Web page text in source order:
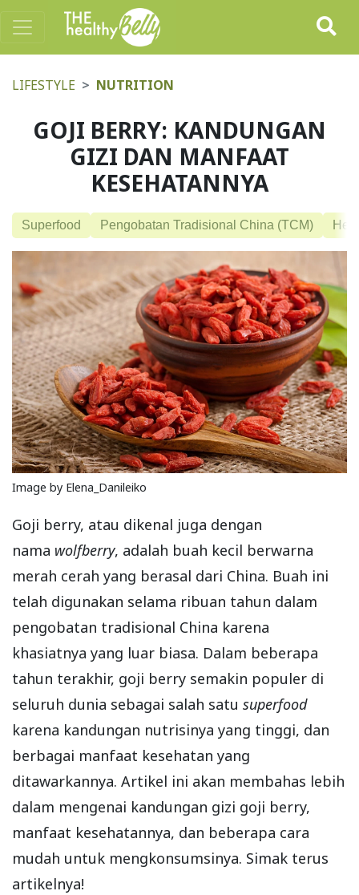
LIFESTYLE NUTRITION
GOJI BERRY: KANDUNGAN
GIZI DAN MANFAAT
KESEHATANNYA
Superfood Pengobatan Tradisional China (TCM)
Image by Elena_Danileiko
Goji berry, atau dikenal juga dengan
nama wolfberry, adalah buah kecil berwarna
merah cerah yang berasal dari China. Buah ini
telah digunakan selama ribuan tahun dalam
pengobatan tradisional China karena
khasiatnya yang luar biasa. Dalam beberapa
tahun terakhir, goji berry semakin populer di
seluruh dunia sebagai salah satu superfood
karena kandungan nutrisinya yang tinggi, dan
berbagai manfaat kesehatan yang
ditawarkannya. Artikel ini akan membahas lebih
dalam mengenai kandungan gizi goji berry,
manfaat kesehatannya, dan beberapa cara
mudah untuk mengkonsumsinya. Simak terus
artikelnya!